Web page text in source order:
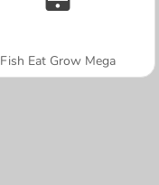
Fish Eat Grow Mega